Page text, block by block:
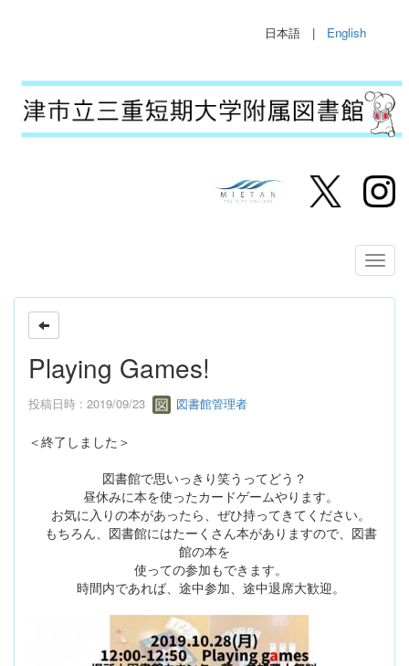
日本語 | English
Playing Games!
投稿日時 : 2019/09/23 図書館管理者
＜終了しました＞
図書館で思いっきり笑うってどう？
昼休みに本を使ったカードゲームやります。
お気に入りの本があったら、ぜひ持ってきてください。
もちろん、図書館にはたーくさん本がありますので、図書
館の本を
使っての参加もできます。
時間内であれば、途中参加、途中退席大歓迎。